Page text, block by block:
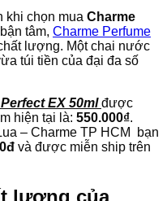
khi chọn mua Charme
tâm, Charme Perfume
lượng. Một chai nước
túi tiền của đại đa số
EX 50mlđược
hiện tại là: 550.000₫.
– Charme TP HCM bạn
và được miễn ship trên
lượng của